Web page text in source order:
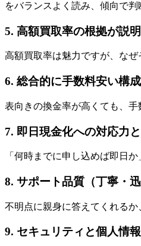
をバランスよく読み、傾向で判
5. 高額買取率の根拠が説
高額買取率は魅力ですが、な
6. 総合的に手数料安い構
表向きの換金率が高くても、
7. 即日現金化への対応力
「何時までに申し込めば即日
8. サポート品質（丁寧・
不明点に親身に答えてくれる
9. セキュリティと個人情